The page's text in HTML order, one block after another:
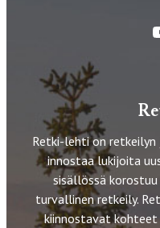
Retki-lehti on retkeilyn
innostaa lukijoita
sisällössä
turvallinen retkeily.
kiinnostavat